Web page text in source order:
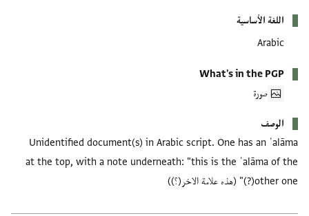
اللغة الأساسية
Arabic
What's in the PGP
صورة
الوصف
Unidentified document(s) in Arabic script. One has an ʿalāma
at the top, with a note underneath: "this is the ʿalāma of the
other one(?)" (هذه علامة الاخر(؟))